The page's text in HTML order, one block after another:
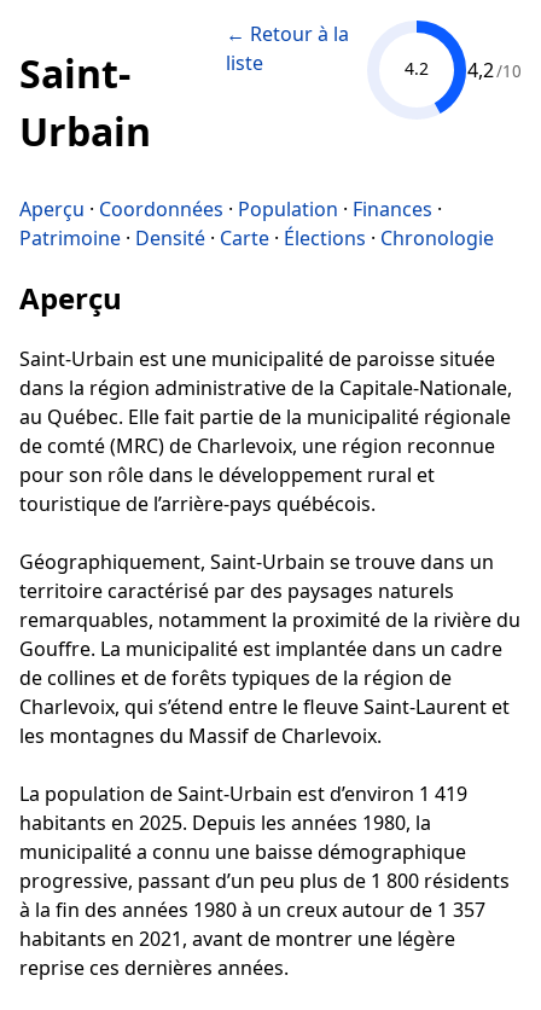
Saint-
Urbain
← Retour à la
liste
4.2 4,2/10
Aperçu · Coordonnées · Population · Finances ·
Patrimoine · Densité · Carte · Élections · Chronologie
Aperçu
Saint-Urbain est une municipalité de paroisse située
dans la région administrative de la Capitale-Nationale,
au Québec. Elle fait partie de la municipalité régionale
de comté (MRC) de Charlevoix, une région reconnue
pour son rôle dans le développement rural et
touristique de l’arrière-pays québécois.
Géographiquement, Saint-Urbain se trouve dans un
territoire caractérisé par des paysages naturels
remarquables, notamment la proximité de la rivière du
Gouffre. La municipalité est implantée dans un cadre
de collines et de forêts typiques de la région de
Charlevoix, qui s’étend entre le fleuve Saint-Laurent et
les montagnes du Massif de Charlevoix.
La population de Saint-Urbain est d’environ 1 419
habitants en 2025. Depuis les années 1980, la
municipalité a connu une baisse démographique
progressive, passant d’un peu plus de 1 800 résidents
à la fin des années 1980 à un creux autour de 1 357
habitants en 2021, avant de montrer une légère
reprise ces dernières années.